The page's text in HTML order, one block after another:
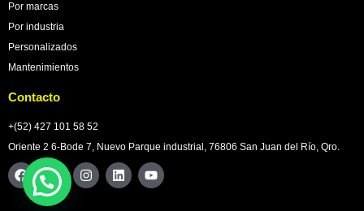
Por marcas
Por industria
Personalizados
Mantenimientos
Contacto
+(52) 427 101 58 52
Oriente 2 6-Bode 7, Nuevo Parque industrial, 76806 San Juan del Río, Qro.